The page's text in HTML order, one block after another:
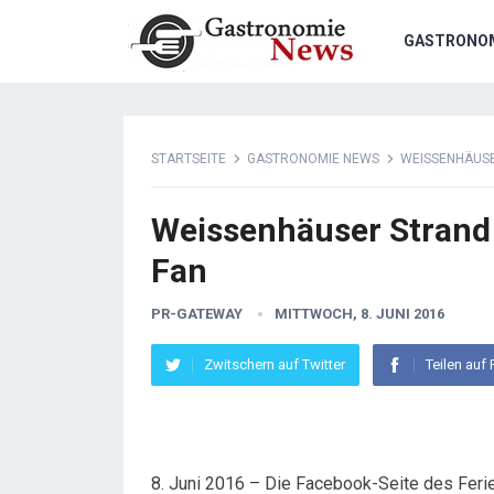
STARTSEITE GASTRONOMIE NEWS
Weissenhäuser
Fan
PR-GATEWAY MITTWOCH, 8. JUNI 2016
Zwitschern auf Twitter Teilen auf
8. Juni 2016 – Die Facebook-Seite des